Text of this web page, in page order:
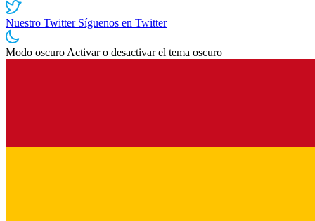
Nuestro Twitter Síguenos en Twitter
Modo oscuro Activar o desactivar el tema oscuro